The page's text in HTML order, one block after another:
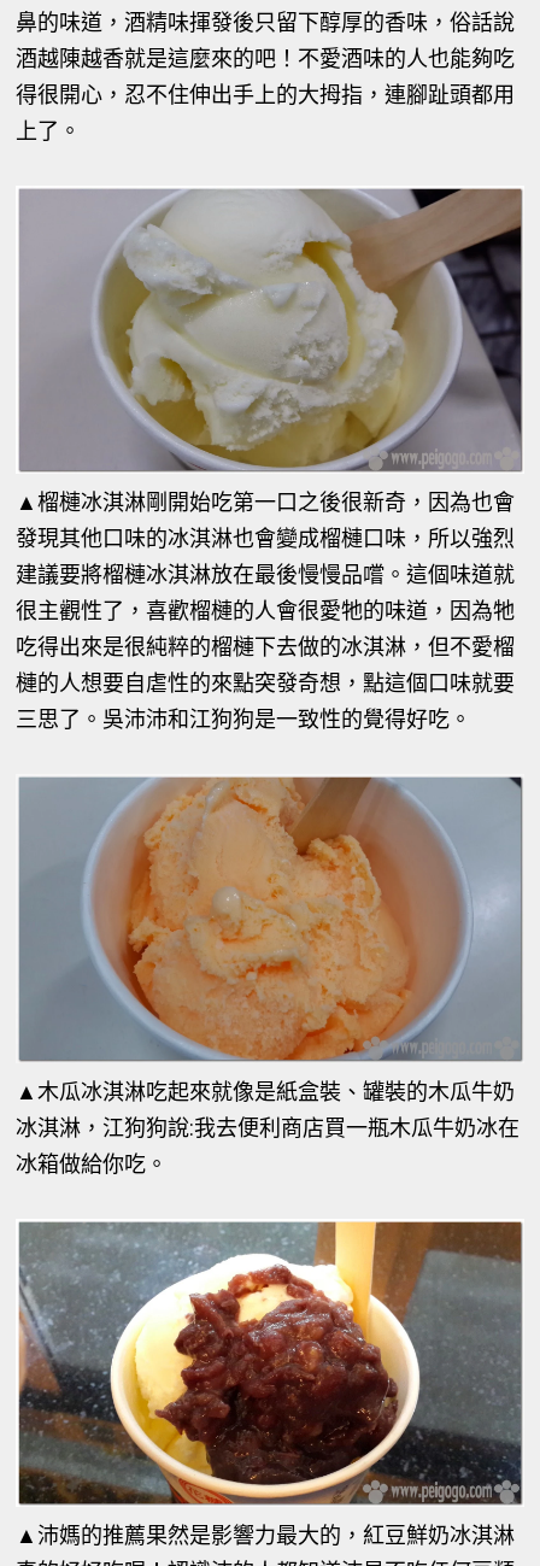
鼻的味道，酒精味揮發後只留下醇厚的香味，俗話說
酒越陳越香就是這麼來的吧！不愛酒味的人也能夠吃
得很開心，忍不住伸出手上的大拇指，連腳趾頭都用
上了。
▲榴槤冰淇淋剛開始吃第一口之後很新奇，因為也會
發現其他口味的冰淇淋也會變成榴槤口味，所以強烈
建議要將榴槤冰淇淋放在最後慢慢品嚐。這個味道就
很主觀性了，喜歡榴槤的人會很愛牠的味道，因為牠
吃得出來是很純粹的榴槤下去做的冰淇淋，但不愛榴
槤的人想要自虐性的來點突發奇想，點這個口味就要
三思了。吳沛沛和江狗狗是一致性的覺得好吃。
▲木瓜冰淇淋吃起來就像是紙盒裝、罐裝的木瓜牛奶
冰淇淋，江狗狗說:我去便利商店買一瓶木瓜牛奶冰在
冰箱做給你吃。
▲ 沛媽的推薦果然是影響力最大的，紅豆鮮奶冰淇淋